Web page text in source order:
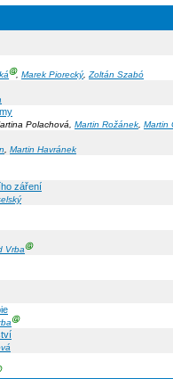
Ⓖ, Marek Piorecký,Zoltán Szabó
Polachová, Martin Rožánek, Martin
, Martin Havránek
záření
VrbaⒼ
Ⓖ